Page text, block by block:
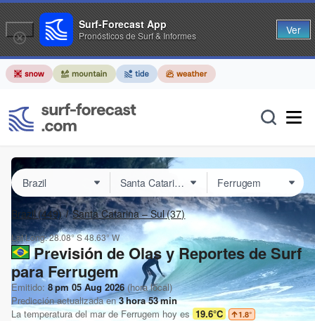
Brazil(449) Santa Catarina – Sul(37)
Lat Long:28.08° S48.63° W
Previsión de Olas y Reportes de Surf
para Ferrugem
Emitido: 8 pm 05 Aug 2026(hora local)
Predicción actualizada en3hora53min
La temperatura del mar deFerrugem hoy es 19.6°C 1.8°
Surf-Forecast App
Pronósticos de Surf & Informes Ver